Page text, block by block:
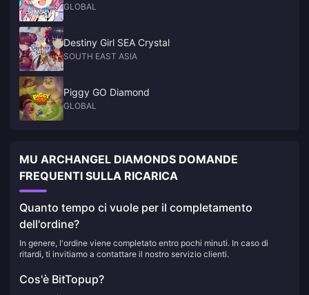
GLOBAL
Destiny Girl SEA Crystal
SOUTH EAST ASIA
Piggy GO Diamond
GLOBAL
MU ARCHANGEL DIAMONDS DOMANDE
FREQUENTI SULLA RICARICA
Quanto tempo ci vuole per il completamento
dell'ordine?
In genere, l'ordine viene completato entro pochi minuti. In caso di
ritardi, ti invitiamo a contattare il nostro servizio clienti.
Cos'è BitTopup?